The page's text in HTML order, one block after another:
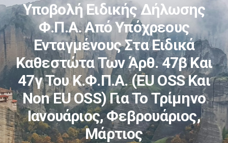
Υποβολή Ειδικής Δήλωσης
Φ.Π.Α. Από Υπόχρεους
Ενταγμένους Στα Ειδικά
Καθεστώτα Των Άρθ. 47β Και
47γ Του Κ.Φ.Π.Α. (EU OSS Και
Non EU OSS) Για Το Τρίμηνο
Ιανουάριος, Φεβρουάριος,
Μάρτιος